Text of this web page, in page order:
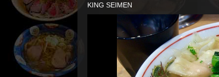
KING SEIMEN